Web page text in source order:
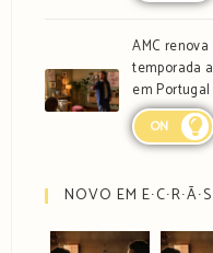
AMC
temporada
em Portugal
ON
NOVO EM E∙C∙R∙Ã∙S